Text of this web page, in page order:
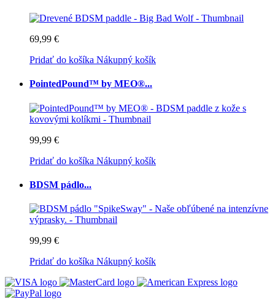
69,99 €
Pridať do košíka Nákupný košík
PointedPound™ by MEO®...
99,99 €
Pridať do košíka Nákupný košík
BDSM pádlo...
99,99 €
Pridať do košíka Nákupný košík